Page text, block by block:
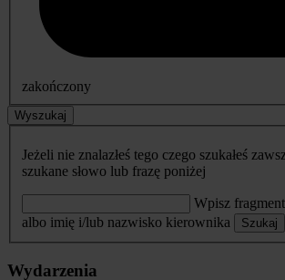
zakończony
Wyszukaj
Jeżeli nie znalazłeś tego czego szukałeś
szukane słowo lub frazę poniżej
Wpisz
albo imię i/lub nazwisko kierownika
Szukaj
Wydarzenia